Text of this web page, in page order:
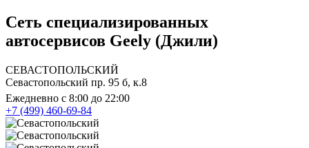
Сеть специализированных
автосервисов Geely (Джили)
СЕВАСТОПОЛЬСКИЙ
Севастопольский пр. 95 б, к.8
Ежедневно с 8:00 до 22:00
+7 (499) 460-69-84